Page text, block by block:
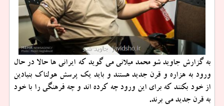
به گزارش جاوید شو محمد میلانی می گوید كه ایرانی ها حالا در حال
ورود به هزاره و قرن جدید هستند و باید یك پرسش هولناك بنیادین
از خود بكنند كه برای این ورود چه كرده اند و چه فرهنگی را با خود
به قرن جدید می برند.